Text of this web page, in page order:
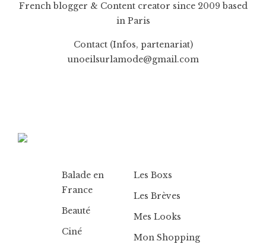
French blogger & Content creator since 2009 based
in Paris
Contact (Infos, partenariat)
unoeilsurlamode@gmail.com
Balade en
France
Beauté
Ciné
Les Boxs
Les Brèves
Mes Looks
Mon Shopping